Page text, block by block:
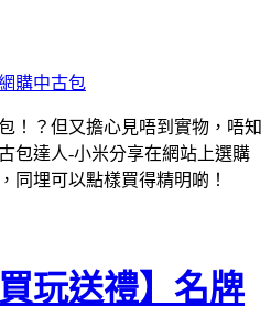
！？但又擔心見唔到實物，唔知
包達人-小米分享在網站上選購
同埋可以點樣買得精明啲！
玩送禮】名牌